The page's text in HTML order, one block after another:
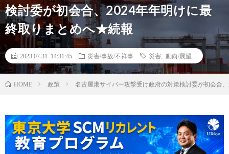
検討委が初会合、2024年年明けに最
終取りまとめへ★続報
2023.07.31 14:31:45 災害/事故/不祥事 災害 動向/展望
HOME 政策 名古屋港サイバー攻撃受け政府の対策検討委が初会合